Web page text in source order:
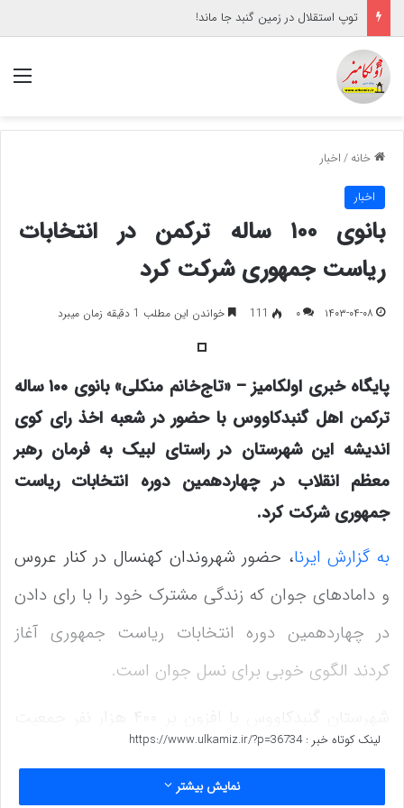
توپ استقلال در زمین گنبد جا ماند!
خانه/اخبار
اخبار
بانوی ۱۰۰ ساله ترکمن در انتخابات
ریاست جمهوری شرکت کرد
۱۴۰۳-۰۴-۰۸ ۰ 111 خواندن این مطلب 1 دقیقه زمان میبرد
پایگاه خبری اولکامیز – «تاج‌خانم منکلی» بانوی ۱۰۰ ساله
ترکمن اهل گنبدکاووس با حضور در شعبه اخذ رای کوی
اندیشه این شهرستان در راستای لبیک به فرمان رهبر
معظم انقلاب در چهاردهمین دوره انتخابات ریاست
جمهوری شرکت کرد.
به گزارش ایرنا، حضور شهروندان کهنسال در کنار عروس
و دامادهای‌ جوان که زندگی مشترک خود را با رای دادن
در چهاردهمین دوره انتخابات ریاست جمهوری آغاز
کردند الگوی خوبی برای نسل جوان است.
در شرق استان گلستان واقع است.
به گزارشایرنا
، یک میلیون و ۴۳۹ هزار و ۷۳۵ گلستانی
لینک کوتاه خبر :https://www.ulkamiz.ir/?p=36734
نمایش بیشتر